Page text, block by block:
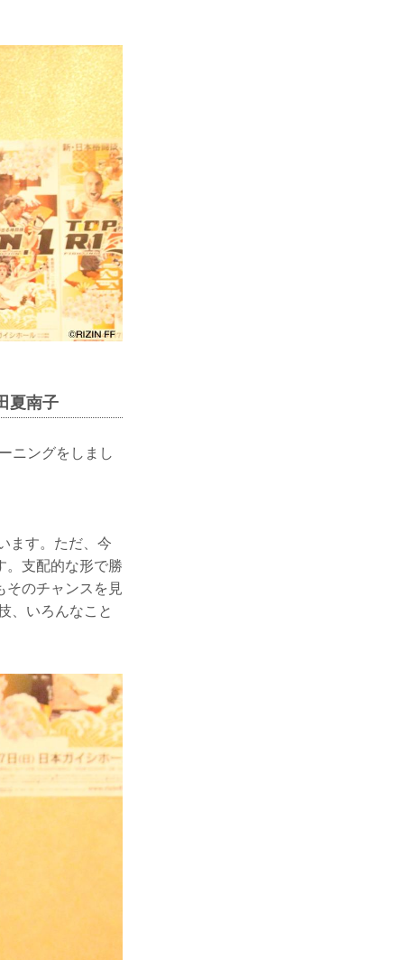
夏南子
ニングをしまし
ます。ただ、今
。支配的な形で勝
そのチャンスを見
、いろんなこと